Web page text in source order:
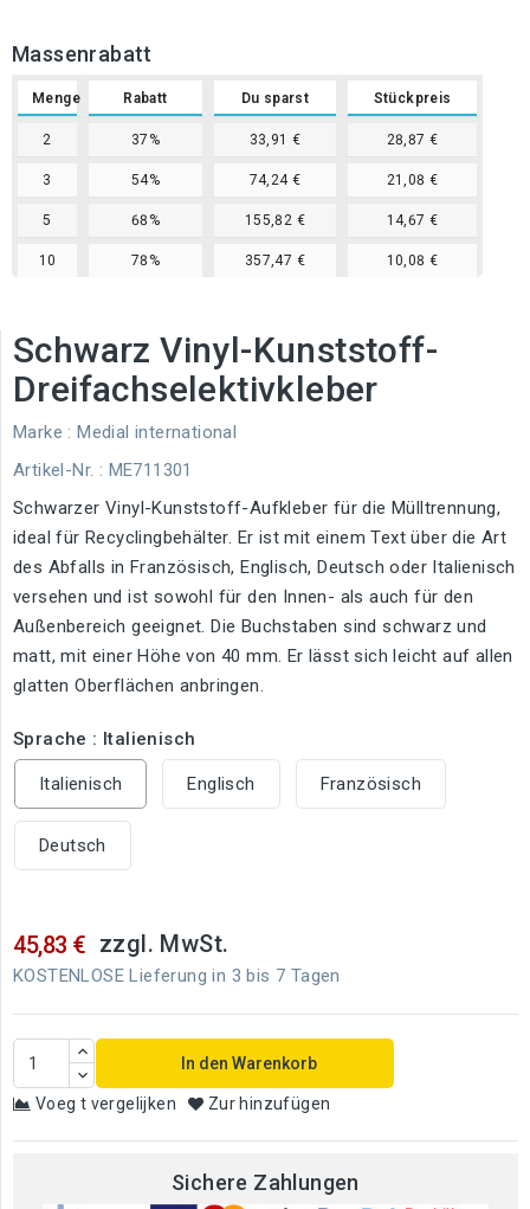
Massenrabatt
Menge Rabatt Du sparst Stückpreis
2 37% 33,91 € 28,87 €
3 54% 74,24 € 21,08 €
5 68% 155,82 € 14,67 €
10 78% 357,47 € 10,08 €
Schwarz Vinyl-Kunststoff-
Dreifachselektivkleber
Marke : Medial international
Artikel-Nr. : ME711301
Schwarzer Vinyl-Kunststoff-Aufkleber für die Mülltrennung,
ideal für Recyclingbehälter. Er ist mit einem Text über die Art
des Abfalls in Französisch, Englisch, Deutsch oder Italienisch
versehen und ist sowohl für den Innen- als auch für den
Außenbereich geeignet. Die Buchstaben sind schwarz und
matt, mit einer Höhe von 40 mm. Er lässt sich leicht auf allen
glatten Oberflächen anbringen.
Sprache : Italienisch
Italienisch Englisch Französisch
Deutsch
45,83 € zzgl. MwSt.
KOSTENLOSE Lieferung in 3 bis 7 Tagen
In den Warenkorb
Voeg t vergelijken Zur hinzufügen
Sichere Zahlungen